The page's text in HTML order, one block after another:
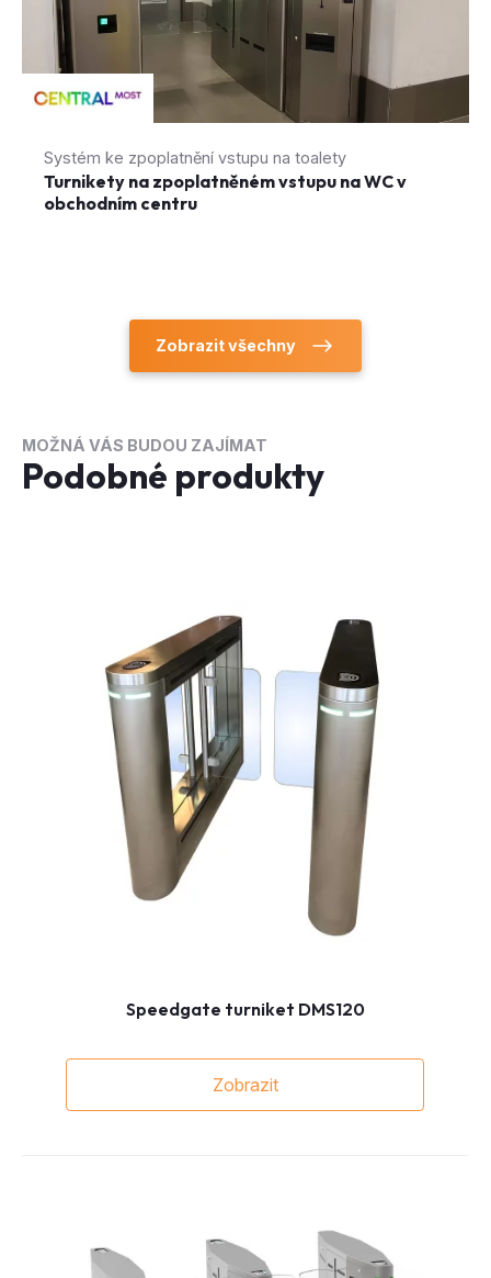
Systém ke zpoplatnění vstupu na toalety
Turnikety na zpoplatněném vstupu na WC v
obchodním centru
Zobrazit všechny
MOŽNÁ VÁS BUDOU ZAJÍMAT
Podobné produkty
Speedgate turniket DMS120
Zobrazit